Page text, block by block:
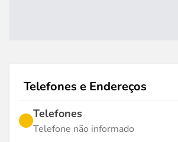
Telefones e Endereços
Telefones
Telefone não informado